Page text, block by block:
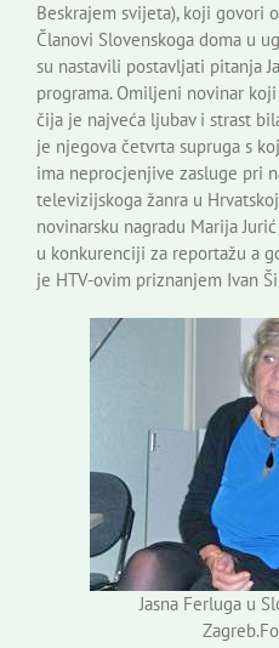
Beskrajem svijeta), koji govori
Članovi Slovenskoga doma u
su nastavili postavljati pitanja
programa. Omiljeni novinar
čija je najveća ljubav i strast
je njegova četvrta supruga s
ima neprocjenjive zasluge pri
televizijskoga žanra u
novinarsku nagradu Marija
u konkurenciji za reportažu a
je HTV-ovim priznanjem Ivan
Jasna Ferluga u